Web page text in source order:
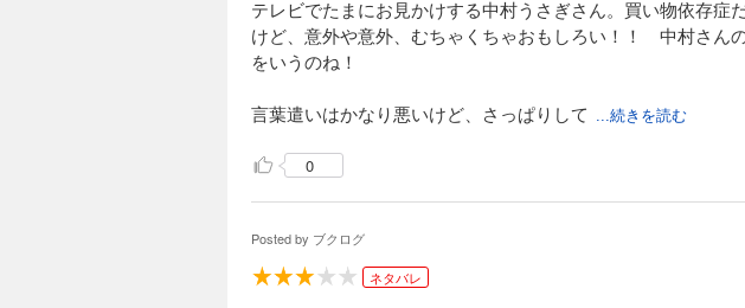
テレビでたまにお見かけする中村うさぎさん。買い物依存
けど、意外や意外、むちゃくちゃおもしろい！！ 中村さん
をいうのね！
言葉遣いはかなり悪いけど、さっぱりして ...続きを読む
0
Posted by ブクログ
ネタバレ